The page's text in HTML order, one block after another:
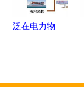
泛在电力物